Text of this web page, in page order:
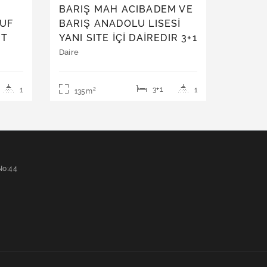
1
BARIŞ MAH ACIBADEM VE
BARIŞ ANADOLU LISESİ
YANI SITE İÇİ DAİREDIR 3+1
OLUP 1 KAT DAIREDİR
Daire
135m2 1
3+1